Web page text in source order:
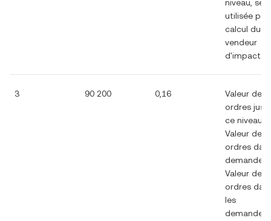
niveau, sera
utilisée
calcul du
vendeur
d'impact.
3 90 200 0,16
Valeur des
ordres
ce niveau =
Valeur des
ordres
demande 3
Valeur des
ordres
les
demandes